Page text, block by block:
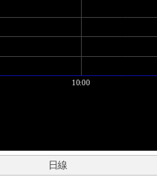
日線